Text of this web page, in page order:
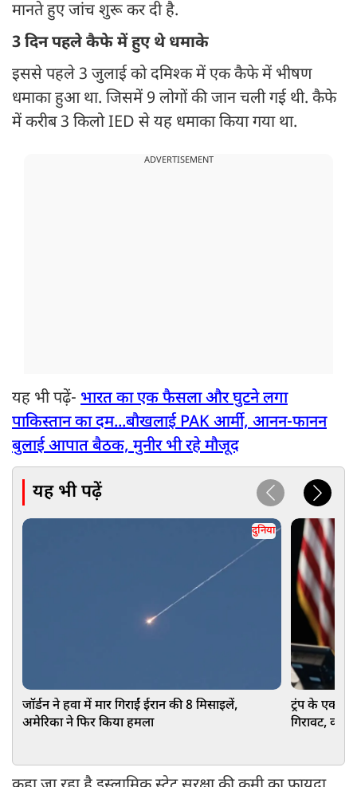
मानते हुए जांच शुरू कर दी है.
3 दिन पहले कैफे में हुए थे धमाके
इससे पहले 3 जुलाई को दमिश्क में एक कैफे में भीषण
धमाका हुआ था. जिसमें 9 लोगों की जान चली गई थी. कैफे
में करीब 3 किलो IED से यह धमाका किया गया था.
ADVERTISEMENT
यह भी पढ़ें- भारत का एक फैसला और घुटने लगा
पाकिस्तान का दम...बौखलाई PAK आर्मी, आनन-फानन
बुलाई आपात बैठक, मुनीर भी रहे मौजूद
यह भी पढ़ें
दुनिया
जॉर्डन ने हवा में मार गिराईं ईरान की 8 मिसाइलें,
अमेरिका ने फिर किया हमला
ट्रंप के एक
गिरावट,